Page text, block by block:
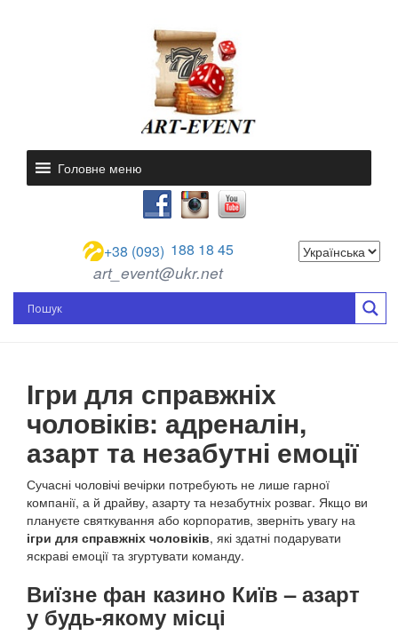
Головне меню
+38 (093) 188 18 45
art_event@ukr.net
Ігри для справжніх
чоловіків: адреналін,
азарт та незабутні емоції
Сучасні чоловічі вечірки потребують не лише гарної
компанії, а й драйву, азарту та незабутніх розваг. Якщо ви
плануєте святкування або корпоратив, зверніть увагу на
ігри для справжніх чоловіків, які здатні подарувати
яскраві емоції та згуртувати команду.
Виїзне фан казино Київ – азарт
у будь-якому місці